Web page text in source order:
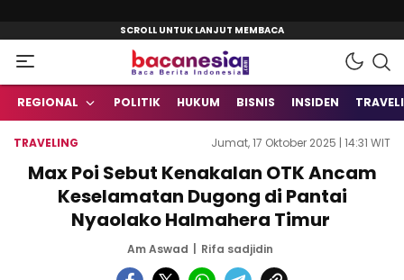
Bacanesia.com
Baca Berita Indonesia
REGIONAL POLITIK HUKUM BISNIS INSIDEN
TRAVELING Jumat, 17 Oktober 2025 | 14:31 WIT
Max Poi Sebut Kenakalan OTK Ancam
Keselamatan Dugong di Pantai
Nyaolako Halmahera Timur
Am Aswad Rifa sadjidin